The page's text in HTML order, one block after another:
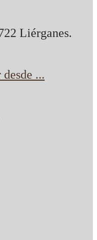
Liérganes.
...